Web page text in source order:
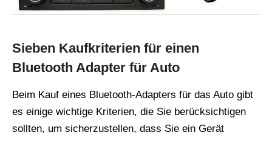
Sieben Kaufkriterien für einen
Bluetooth Adapter für Auto
Beim Kauf eines Bluetooth-Adapters für das Auto gibt
es einige wichtige Kriterien, die Sie berücksichtigen
sollten, um sicherzustellen, dass Sie ein Gerät